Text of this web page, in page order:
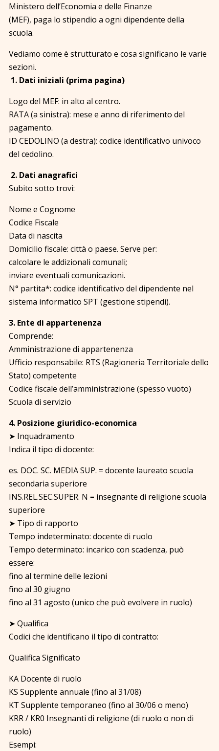
Ministero dell’Economia e delle Finanze
(MEF), paga lo stipendio a ogni dipendente della
scuola.
Vediamo come è strutturato e cosa significano le varie
sezioni.
1. Dati iniziali (prima pagina)
Logo del MEF: in alto al centro.
RATA (a sinistra): mese e anno di riferimento del
pagamento.
ID CEDOLINO (a destra): codice identificativo univoco
del cedolino.
2. Dati anagrafici
Subito sotto trovi:
Nome e Cognome
Codice Fiscale
Data di nascita
Domicilio fiscale: città o paese. Serve per:
calcolare le addizionali comunali;
inviare eventuali comunicazioni.
N° partita*: codice identificativo del dipendente nel
sistema informatico SPT (gestione stipendi).
3. Ente di appartenenza
Comprende:
Amministrazione di appartenenza
Ufficio responsabile: RTS (Ragioneria Territoriale dello
Stato) competente
Codice fiscale dell’amministrazione (spesso vuoto)
Scuola di servizio
4. Posizione giuridico-economica
➤ Inquadramento
Indica il tipo di docente:
es. DOC. SC. MEDIA SUP. = docente laureato scuola
secondaria superiore
INS.REL.SEC.SUPER. N = insegnante di religione scuola
superiore
➤ Tipo di rapporto
Tempo indeterminato: docente di ruolo
Tempo determinato: incarico con scadenza, può
essere:
fino al termine delle lezioni
fino al 30 giugno
fino al 31 agosto (unico che può evolvere in ruolo)
➤ Qualifica
Codici che identificano il tipo di contratto:
Qualifica Significato
KA Docente di ruolo
KS Supplente annuale (fino al 31/08)
KT Supplente temporaneo (fino al 30/06 o meno)
KRR / KR0 Insegnanti di religione (di ruolo o non di
ruolo)
Esempi: